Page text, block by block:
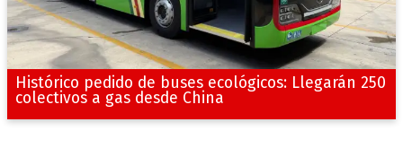
Histórico pedido de buses ecológicos: Llegarán 250
colectivos a gas desde China